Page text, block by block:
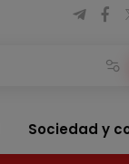
Sociedad y